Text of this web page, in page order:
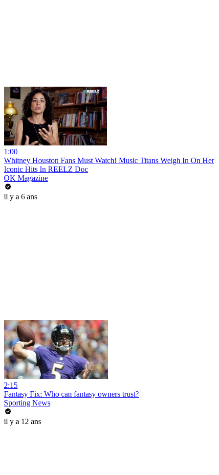
1:00
Whitney Houston Fans Must Watch! Music Titans Weigh In On Her
Iconic Hits In REELZ Doc
OK Magazine
il y a 6 ans
2:15
Fantasy Fix: Who can fantasy owners trust?
Sporting News
il y a 12 ans